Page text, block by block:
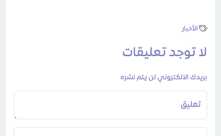
الأخبار
لا توجد تعليقات
بريدك الالكتروني لن يتم نشره
تعليق